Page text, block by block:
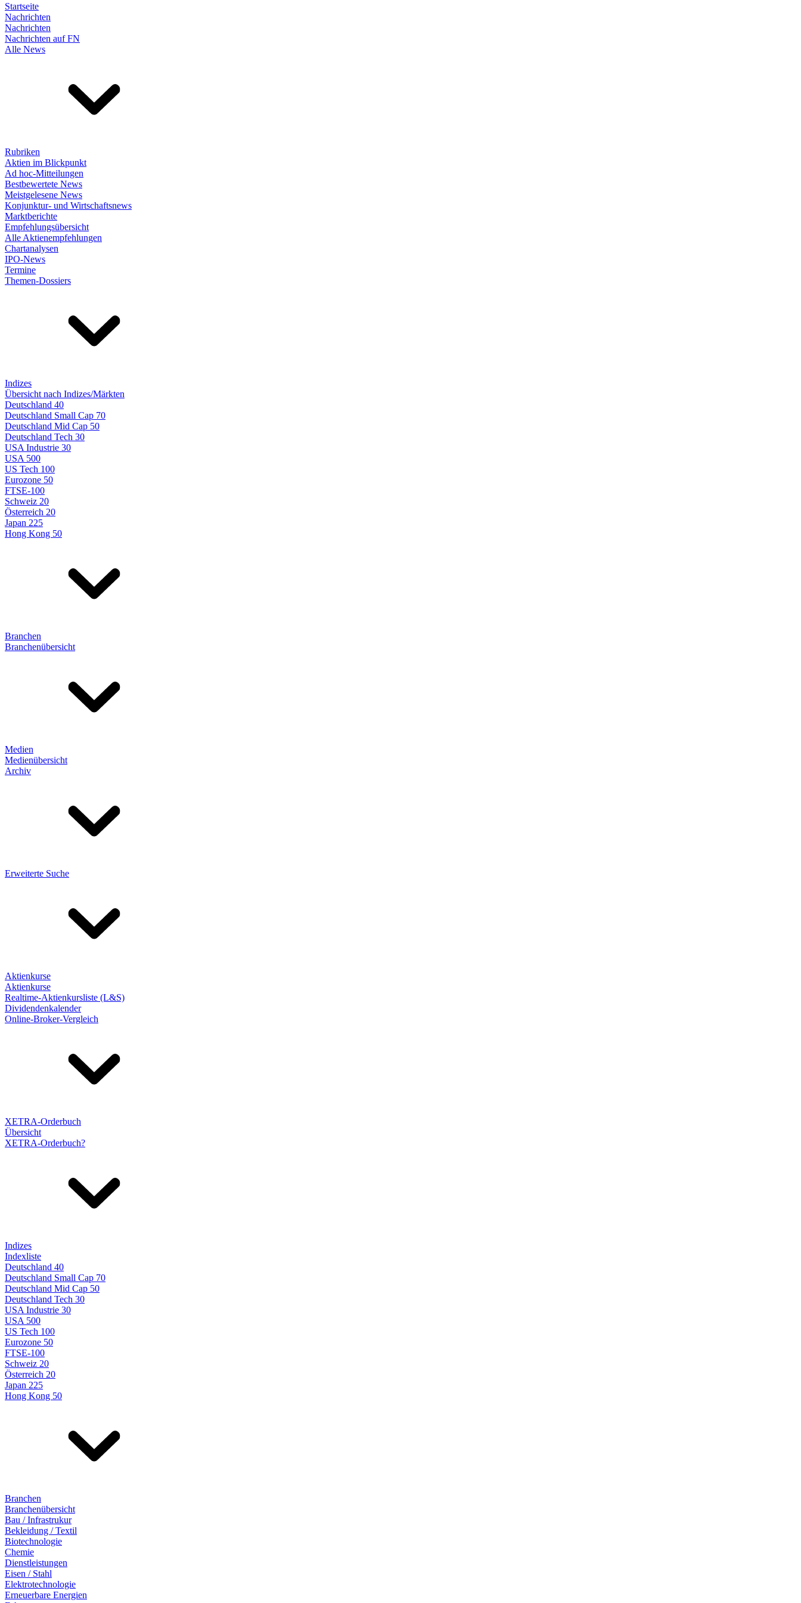
Startseite
Nachrichten
Nachrichten
Nachrichten auf FN
Alle News
Rubriken
Aktien im Blickpunkt
Ad hoc-Mitteilungen
Bestbewertete News
Meistgelesene News
Konjunktur- und Wirtschaftsnews
Marktberichte
Empfehlungsübersicht
Alle Aktienempfehlungen
Chartanalysen
IPO-News
Termine
Themen-Dossiers
Indizes
Übersicht nach Indizes/Märkten
Deutschland 40
Deutschland Small Cap 70
Deutschland Mid Cap 50
Deutschland Tech 30
USA Industrie 30
USA 500
US Tech 100
Eurozone 50
FTSE-100
Schweiz 20
Österreich 20
Japan 225
Hong Kong 50
Branchen
Branchenübersicht
Medien
Medienübersicht
Archiv
Erweiterte Suche
Aktienkurse
Aktienkurse
Realtime-Aktienkursliste (L&S)
Dividendenkalender
Online-Broker-Vergleich
XETRA-Orderbuch
Übersicht
XETRA-Orderbuch?
Indizes
Indexliste
Deutschland 40
Deutschland Small Cap 70
Deutschland Mid Cap 50
Deutschland Tech 30
USA Industrie 30
USA 500
US Tech 100
Eurozone 50
FTSE-100
Schweiz 20
Österreich 20
Japan 225
Hong Kong 50
Branchen
Branchenübersicht
Bau / Infrastrukur
Bekleidung / Textil
Biotechnologie
Chemie
Dienstleistungen
Eisen / Stahl
Elektrotechnologie
Erneuerbare Energien